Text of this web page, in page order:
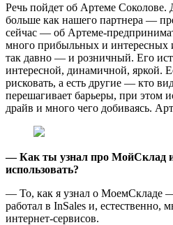
Речь пойдет об Артеме Соколове.
больше как нашего партнера —
сейчас — об Артеме-
много прибыльных и интересных
так давно — и розничный. Его
интересной, динамичной, яркой.
рисковать, а есть другие — кто
перешагивает барьеры, при этом
драйв и много чего добиваясь.
— Как ты узнал про МойСклад и
использовать?
— То, как я узнал о МоемСкладе —
работал в InSales и, естественно,
интернет-сервисов.